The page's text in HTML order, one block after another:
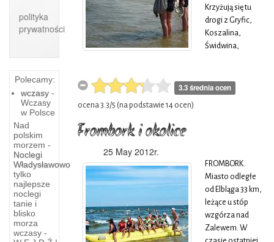
polityka
prywatności
Polecamy:
wczasy -
Wczasy
w Polsce
Nad
polskim
morzem -
Noclegi
Władysławowo
tylko
najlepsze
noclegi
tanie i
blisko
morza
wczasy -
Lubiana
i
Lupawa
LUBIANA
- O tej
niewielkiej,
cichej
jako
Griphemberch
(1264 r.}. Po II
wojnie używano
nad Regą.
Krzyżują się tu
drogi z Gryfic,
Koszalina,
Świdwina,
Pomorskiego
oraz linie
Kamieńska -
Worowo
(zawieszony ruch
pasażerski). Od
1277 nazwa
miasta brzmiała:
Plotę, Plot,
3.3 średnia ocen
ocena3.3/5 (na podstawie 14 ocen)
Frombork i okolice
25 May 2012r.
FROMBORK.
Miasto odległe
od Elbląga 33 km,
leżące u stóp
wzgórza nad
Zalewem. W